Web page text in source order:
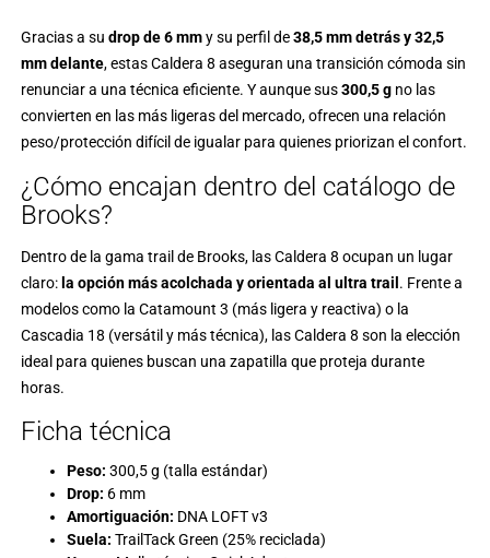
Gracias a su drop de 6 mmy su perfil de38,5 mm detrás y 32,5
mm delante, estas Caldera 8 aseguran una transición cómoda sin
renunciar a una técnica eficiente. Y aunque sus300,5 gno las
convierten en las más ligeras del mercado, ofrecen una relación
peso/protección difícil de igualar para quienes priorizan el confort.
¿Cómo encajan dentro del catálogo de
Brooks?
Dentro de la gama trail de Brooks, las Caldera 8 ocupan un lugar
claro: la opción más acolchada y orientada al ultra trail . Frente a
modelos como la Catamount 3 (más ligera y reactiva) o la
Cascadia 18 (versátil y más técnica), las Caldera 8 son la elección
ideal para quienes buscan una zapatilla que proteja durante
horas.
Ficha técnica
Peso: 300,5 g (talla estándar)
Drop: 6 mm
Amortiguación: DNA LOFT v3
Suela: TrailTack Green (25% reciclada)